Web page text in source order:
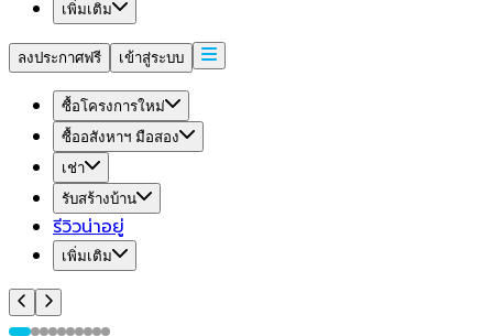
เพิ่มเติม
ลงประกาศฟรี เข้าสู่ระบบ
ซื้อโครงการใหม่
ซื้ออสังหาฯ มือสอง
เช่า
รับสร้างบ้าน
รีวิวน่าอยู่
เพิ่มเติม